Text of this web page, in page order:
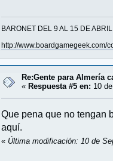
BARONET DEL 9 AL 15 DE
http://www.boardgamegeek.com/
Re:Gente para Almería
« Respuesta #5 en: 10
Que pena que no tengan
aquí.
« Última modificación: 10 de